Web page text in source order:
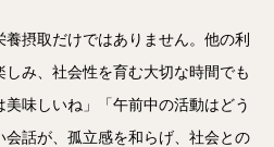
摂取だけではありません。他の利
み、社会性を育む大切な時間でも
味しいね」「午前中の活動はどう
話が、孤立感を和らげ、社会との